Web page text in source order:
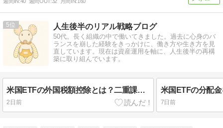
5 人生後半のリアル戦略ブログ
50代。長く組織の中で働いてきました。過去に心身のバ
ランスを崩した経験をきっかけに、働き方や生き方を見
直しています。現在は資産運用を軸に、人生後半の再構
築に取り組んでいます。
米国ETFの外国税額控除とは？二重課税を軽減する方法
2日前 7日前